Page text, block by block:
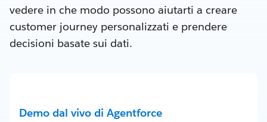
vedere in che modo possono aiutarti a creare
customer journey personalizzati e prendere
decisioni basate sui dati.
Demo dal vivo di Agentforce